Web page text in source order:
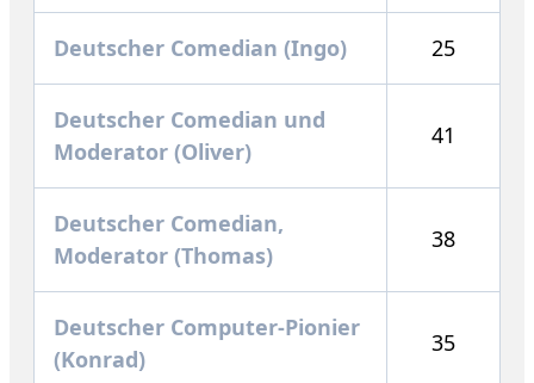
Deutscher Comedian (Ingo) 25
Deutscher Comedian und
Moderator (Oliver)
41
Deutscher Comedian,
Moderator (Thomas)
38
Deutscher Computer-Pionier
(Konrad)
35